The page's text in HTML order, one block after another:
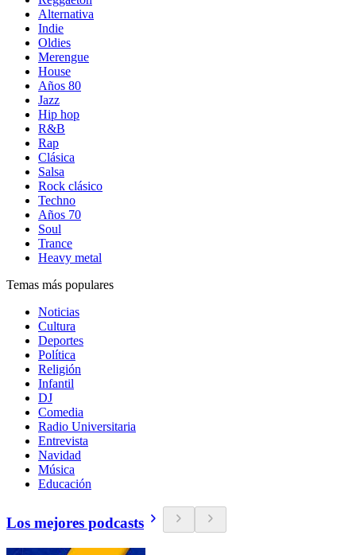
Alternativa
Indie
Oldies
Merengue
House
Años 80
Jazz
Hip hop
R&B
Rap
Clásica
Salsa
Rock clásico
Techno
Años 70
Soul
Trance
Heavy metal
Temas más populares
Noticias
Cultura
Deportes
Política
Religión
Infantil
DJ
Comedia
Radio Universitaria
Entrevista
Navidad
Música
Educación
Los mejores podcasts